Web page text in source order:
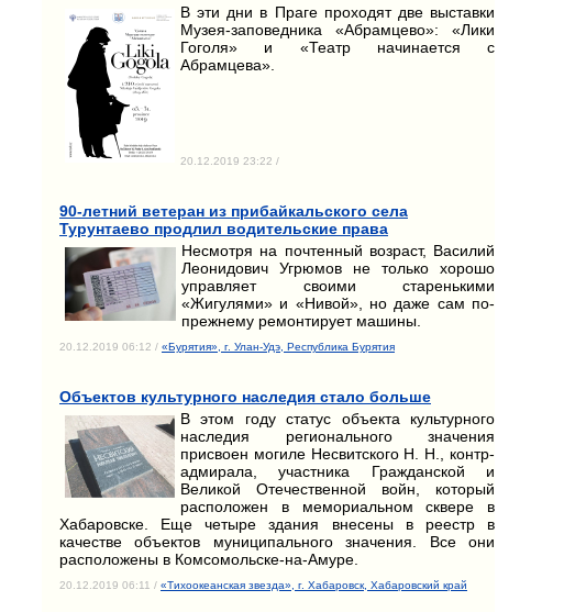
В эти дни в Праге проходят две выставки
Музея-заповедника «Абрамцево»: «Лики
Гоголя» и «Театр начинается с
Абрамцева».
20.12.2019 23:22 /
90-летний ветеран из прибайкальского села
Турунтаево продлил водительские права
Несмотря на почтенный возраст, Василий
Леонидович Угрюмов не только хорошо
управляет своими старенькими
«Жигулями» и «Нивой», но даже сам по-
прежнему ремонтирует машины.
20.12.2019 06:12 / «Бурятия», г. Улан-Удэ, Республика Бурятия
Объектов культурного наследия стало больше
В этом году статус объекта культурного
наследия регионального значения
присвоен могиле Несвитского Н. Н., контр-
адмирала, участника Гражданской и
Великой Отечественной войн, который
расположен в мемориальном сквере в
Хабаровске. Еще четыре здания внесены в реестр в
качестве объектов муниципального значения. Все они
расположены в Комсомольске-на-Амуре.
20.12.2019 06:11 / «Тихоокеанская звезда», г. Хабаровск, Хабаровский край